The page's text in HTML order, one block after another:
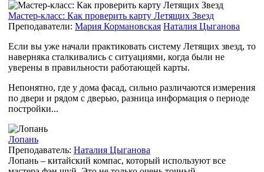
Мастер-класс: Как проверить карту Летящих Звезд
Преподаватели: Мария Кормановская Наталия Цыганова
Если вы уже начали практиковать систему Летящих звезд, то
наверняка сталкивались с ситуациями, когда были не
уверены в правильности работающей карты.
Непонятно, где у дома фасад, сильно различаются измерения
по двери и рядом с дверью, разница информация о периоде
постройки...
Лопань
Преподаватель: Наталия Цыганова
Лопань – китайский компас, который используют все